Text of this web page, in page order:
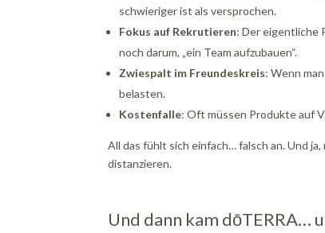
schwieriger ist als versprochen.
Fokus auf Rekrutieren: Der eigentliche
noch darum, „ein Team aufzubauen“.
Zwiespalt im Freundeskreis: Wenn
belasten.
Kostenfalle: Oft müssen Produkte auf
All das fühlt sich einfach… falsch an. Und
distanzieren.
Und dann kam dōTERRA…